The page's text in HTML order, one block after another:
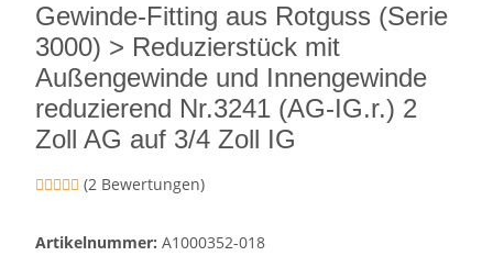
Gewinde-Fitting aus Rotguss (Serie
3000) > Reduzierstück mit
Außengewinde und Innengewinde
reduzierend Nr.3241 (AG-IG.r.) 2
Zoll AG auf 3/4 Zoll IG
(2 Bewertungen)
Artikelnummer: A1000352-018